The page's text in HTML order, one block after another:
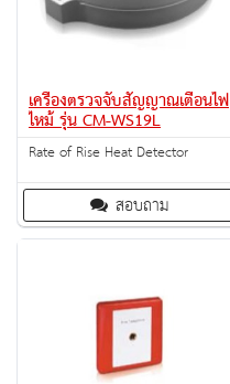
เครื่องตรวจจับสัญญาณเตือนไฟ
ไหม้ รุ่น CM-WS19L
Rate of Rise Heat Detector
สอบถาม